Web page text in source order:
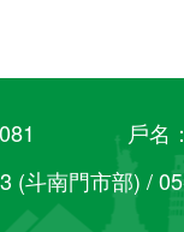
9081 戶名
(斗南門市部) /